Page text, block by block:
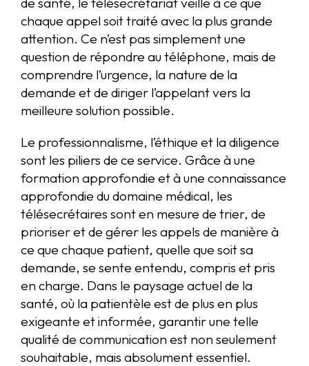
chaque appel soit traité avec la plus grande
attention. Ce n’est pas simplement une
question de répondre au téléphone, mais de
comprendre l’urgence, la nature de la
demande et de diriger l’appelant vers la
meilleure solution possible.
Le professionnalisme, l’éthique et la diligence
sont les piliers de ce service. Grâce à une
formation approfondie et à une connaissance
approfondie du domaine médical, les
télésecrétaires sont en mesure de trier, de
prioriser et de gérer les appels de manière à
ce que chaque patient, quelle que soit sa
demande, se sente entendu, compris et pris
en charge. Dans le paysage actuel de la
santé, où la patientèle est de plus en plus
exigeante et informée, garantir une telle
qualité de communication est non seulement
souhaitable, mais absolument essentiel.